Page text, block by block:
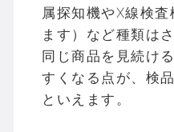
属探知機やX線検
ます）など種類は
同じ商品を見続け
すくなる点が、検
といえます。